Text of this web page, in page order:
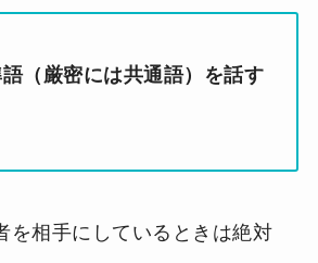
（厳密には共通語）を話す
を相手にしているときは絶対